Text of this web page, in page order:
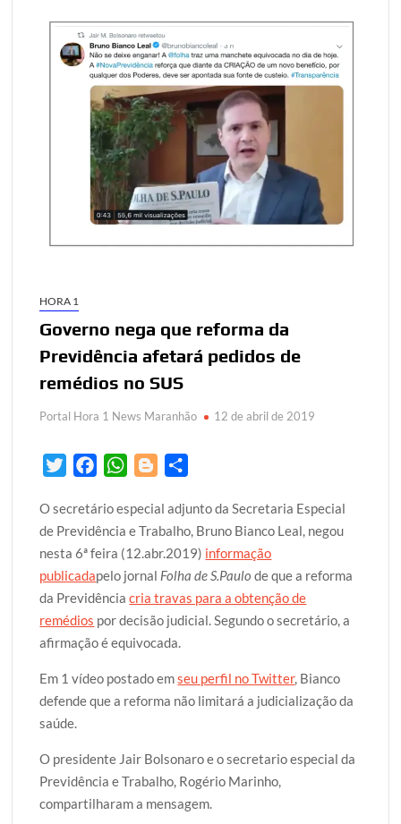
HORA 1
Governo nega que reforma da
Previdência afetará pedidos de
remédios no SUS
Portal Hora 1 News Maranhão 12 de abril de 2019
i
t
t
e
r
c
e
b
o
o
k
W
a
t
s
A
p
p
o
g
g
e
r
a
r
e
O secretário especial adjunto da Secretaria Especial
de Previdência e Trabalho, Bruno Bianco Leal, negou
nesta 6ª feira (12.abr.2019) informação
publicadapelo jornal Folha de S.Paulo de que a reforma
da Previdênciacria travas para a obtenção de
remédios por decisão judicial. Segundo o secretário, a
afirmação é equivocada.
Em 1 vídeo postado emseu perfil no Twitter, Bianco
defende que a reforma não limitará a judicialização da
saúde.
O presidente Jair Bolsonaro e o secretario especial da
Previdência e Trabalho, Rogério Marinho,
compartilharam a mensagem.